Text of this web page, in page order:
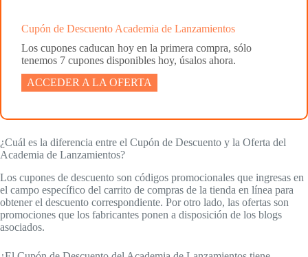
Cupón de Descuento Academia de Lanzamientos
Los cupones caducan hoy en la primera compra, sólo
tenemos 7 cupones disponibles hoy, úsalos ahora.
ACCEDER A LA OFERTA
¿Cuál es la diferencia entre el Cupón de Descuento y la Oferta del
Academia de Lanzamientos?
Los cupones de descuento son códigos promocionales que ingresas en
el campo específico del carrito de compras de la tienda en línea para
obtener el descuento correspondiente. Por otro lado, las ofertas son
promociones que los fabricantes ponen a disposición de los blogs
asociados.